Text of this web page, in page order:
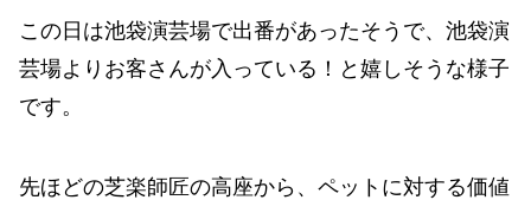
この日は池袋演芸場で出番があったそうで、池袋演
芸場よりお客さんが入っている！と嬉しそうな様子
です。
先ほどの芝楽師匠の高座から、ペットに対する価値